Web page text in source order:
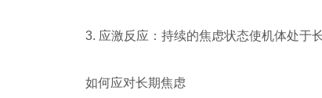
3. 应激反应：持续的焦虑状态使机体处于
如何应对长期焦虑